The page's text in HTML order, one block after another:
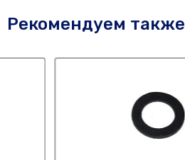
Рекомендуем также